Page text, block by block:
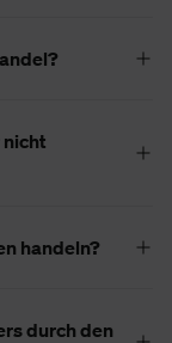
nicht
handeln?
durch den